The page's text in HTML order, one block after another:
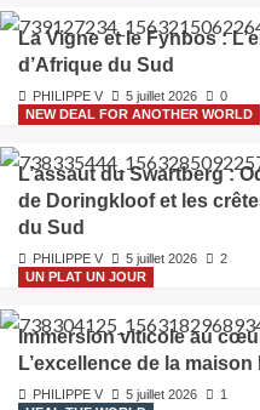
La Vigne et le Fynbos :
d’Afrique du Sud
PHILIPPE V 5 juillet 2026
0
NEW DEAL FOR ANOTHER WORLD
L’assaut du Swartberg :
de Doringkloof et les
du Sud
PHILIPPE V 5 juillet 2026
2
UN PLAT UN JOUR
Immersion viticole au
L’excellence de la
PHILIPPE V 5 juillet 2026
1